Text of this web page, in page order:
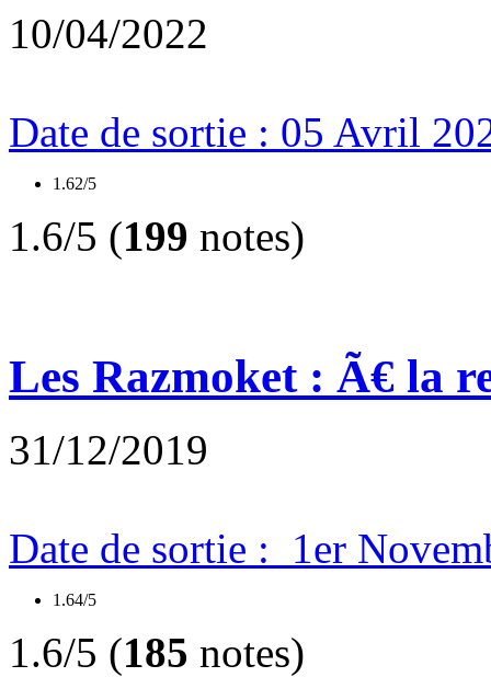
10/04/2022
Date de sortie : 05 Avril
1.62/5
1.6/5 (199 notes)
Les Razmoket : Ã€ la
31/12/2019
Date de sortie : 1er
1.64/5
1.6/5 (185 notes)